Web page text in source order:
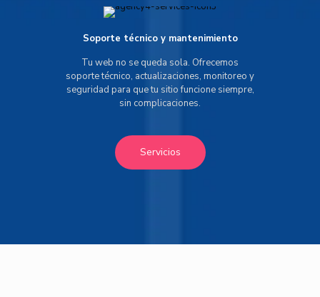
Soporte técnico y mantenimiento
Tu web no se queda sola. Ofrecemos
soporte técnico, actualizaciones, monitoreo y
seguridad para que tu sitio funcione siempre,
sin complicaciones.
Servicios